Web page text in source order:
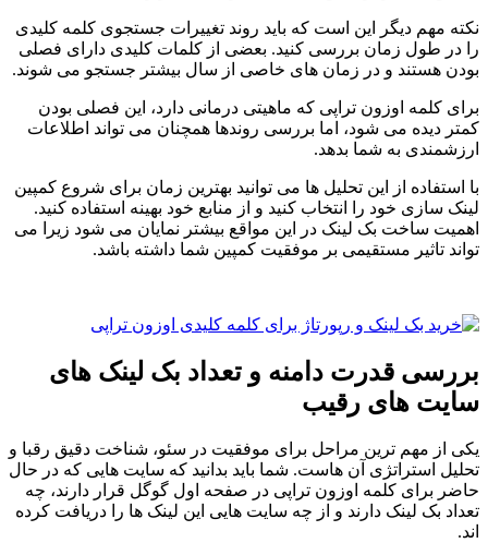
نکته مهم دیگر این است که باید روند تغییرات جستجوی کلمه کلیدی
را در طول زمان بررسی کنید. بعضی از کلمات کلیدی دارای فصلی
بودن هستند و در زمان های خاصی از سال بیشتر جستجو می شوند.
برای کلمه اوزون تراپی که ماهیتی درمانی دارد، این فصلی بودن
کمتر دیده می شود، اما بررسی روندها همچنان می تواند اطلاعات
ارزشمندی به شما بدهد.
با استفاده از این تحلیل ها می توانید بهترین زمان برای شروع کمپین
لینک سازی خود را انتخاب کنید و از منابع خود بهینه استفاده کنید.
اهمیت ساخت بک لینک در این مواقع بیشتر نمایان می شود زیرا می
تواند تاثیر مستقیمی بر موفقیت کمپین شما داشته باشد.
بررسی قدرت دامنه و تعداد بک لینک های
سایت های رقیب
یکی از مهم ترین مراحل برای موفقیت در سئو، شناخت دقیق رقبا و
تحلیل استراتژی آن هاست. شما باید بدانید که سایت هایی که در حال
حاضر برای کلمه اوزون تراپی در صفحه اول گوگل قرار دارند، چه
تعداد بک لینک دارند و از چه سایت هایی این لینک ها را دریافت کرده
اند.